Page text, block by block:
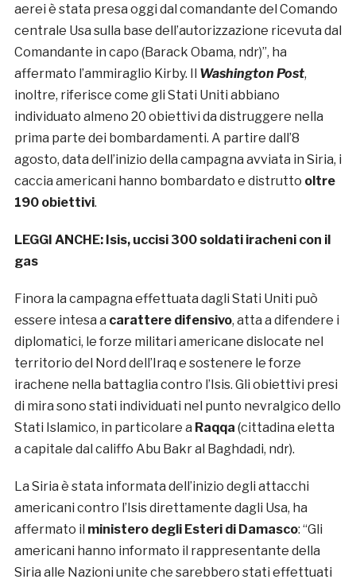
aerei è stata presa oggi dal comandante del Comando
centrale Usa sulla base dell’autorizzazione ricevuta dal
Comandante in capo (Barack Obama, ndr)”, ha
affermato l’ammiraglio Kirby. Il Washington Post,
inoltre, riferisce come gli Stati Uniti abbiano
individuato almeno 20 obiettivi da distruggere nella
prima parte dei bombardamenti. A partire dall’8
agosto, data dell’inizio della campagna avviata in Siria, i
caccia americani hanno bombardato e distrutto oltre
190 obiettivi.
LEGGI ANCHE: Isis, uccisi 300 soldati iracheni con il
gas
Finora la campagna effettuata dagli Stati Uniti può
essere intesa a carattere difensivo, atta a difendere i
diplomatici, le forze militari americane dislocate nel
territorio del Nord dell’Iraq e sostenere le forze
irachene nella battaglia contro l’Isis. Gli obiettivi presi
di mira sono stati individuati nel punto nevralgico dello
Stati Islamico, in particolare a Raqqa (cittadina eletta
a capitale dal califfo Abu Bakr al Baghdadi, ndr).
La Siria è stata informata dell’inizio degli attacchi
americani contro l’Isis direttamente dagli Usa, ha
affermato il ministero degli Esteri di Damasco: “Gli
americani hanno informato il rappresentante della
Siria alle Nazioni unite che sarebbero stati effettuati